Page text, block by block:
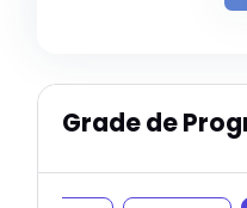
Grade de